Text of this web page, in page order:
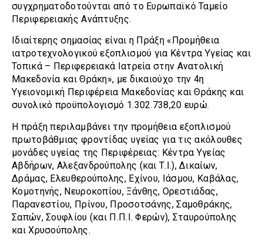
συγχρηματοδοτούνται από το Ευρωπαϊκό Ταμείο
Περιφερειακής Ανάπτυξης.
Ιδιαίτερης σημασίας είναι η Πράξη «Προμήθεια
ιατροτεχνολογικού εξοπλισμού για Κέντρα Υγείας και
Τοπικά – Περιφερειακά Ιατρεία στην Ανατολική
Μακεδονία και Θράκη», με δικαιούχο την 4η
Υγειονομική Περιφέρεια Μακεδονίας και Θράκης και
συνολικό προϋπολογισμό 1.302.738,20 ευρώ.
Η πράξη περιλαμβάνει την προμήθεια εξοπλισμού
πρωτοβάθμιας φροντίδας υγείας για τις ακόλουθες
μονάδες υγείας της Περιφέρειας: Κέντρα Υγείας
Αβδήρων, Αλεξανδρούπολης (και Τ.Ι.), Δικαίων,
Δράμας, Ελευθερούπολης, Εχίνου, Ιάσμου, Καβάλας,
Κομοτηνής, Νευροκοπίου, Ξάνθης, Ορεστιάδας,
Παρανεστίου, Πρίνου, Προσοτσάνης, Σαμοθράκης,
Σαπών, Σουφλίου (και Π.Π.Ι. Φερών), Σταυρούπολης
και Χρυσούπολης.